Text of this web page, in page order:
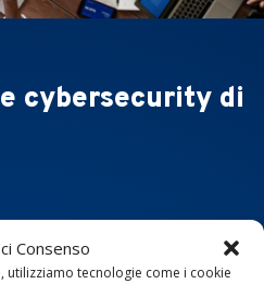
Consenso
utilizziamo tecnologie come i cookie
cybersecurity di
nata nel 1999, specializzata in
IT. Nel 2022 questa esperienza